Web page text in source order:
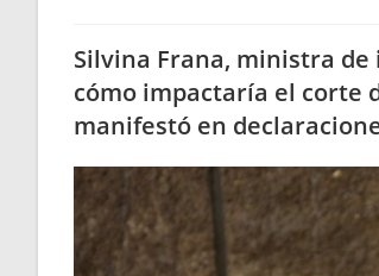
Silvina Frana, ministra
cómo impactaría el corte
manifestó en